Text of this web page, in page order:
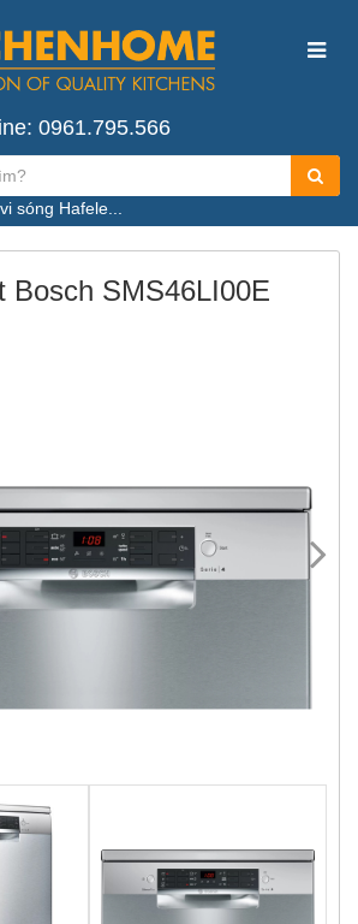
0961.795.566
sóng Hafele...
Bosch SMS46LI00E